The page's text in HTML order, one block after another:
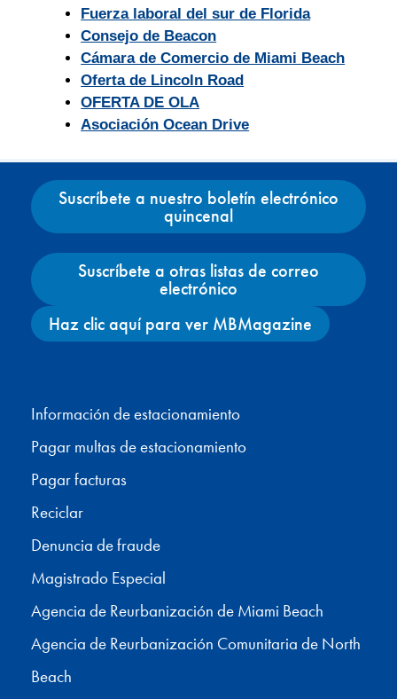
Fuerza laboral del sur de Florida
Consejo de Beacon
Cámara de Comercio de Miami Beach
Oferta de Lincoln Road
OFERTA DE OLA
Asociación Ocean Drive
Suscríbete a nuestro boletín electrónico
quincenal
Suscríbete a otras listas de correo
electrónico
Haz clic aquí para ver MBMagazine
Información de estacionamiento
Pagar multas de estacionamiento
Pagar facturas
Reciclar
Denuncia de fraude
Magistrado Especial
Agencia de Reurbanización de Miami Beach
Agencia de Reurbanización Comunitaria de North
Beach